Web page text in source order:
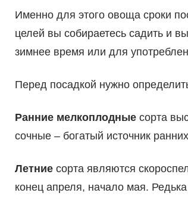
Именно для этого овоща сроки
целей вы собираетесь садить и
зимнее время или для
Перед посадкой нужно
Ранние мелкоплодныесорта
сочные – богатый источник
Летниесорта являются
конец апреля, начало мая.